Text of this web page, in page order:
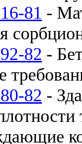
81 -
82 -
82 -